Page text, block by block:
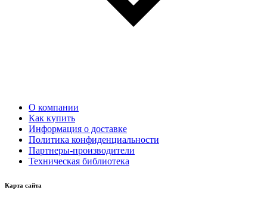
О компании
Как купить
Информация о доставке
Политика конфиденциальности
Партнеры-производители
Техническая библиотека
Карта сайта